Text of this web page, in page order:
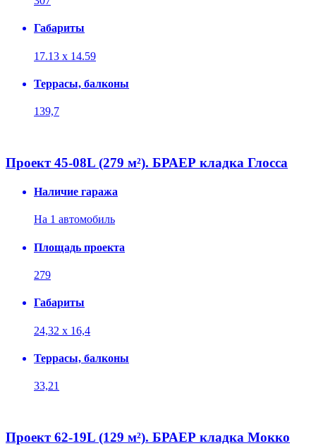
Габариты
17.13 х 14.59
Террасы, балконы
139,7
Проект 45-08L (279 м²). БРАЕР кладка Глосса
Наличие гаража
На 1 автомобиль
Площадь проекта
279
Габариты
24,32 х 16,4
Террасы, балконы
33,21
Проект 62-19L (129 м²). БРАЕР кладка Мокко